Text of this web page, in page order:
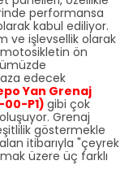
performansa
kabul ediliyor.
ve işlevsellik olarak
ön
edecek
Yan Grenaj
00-P1) gibi çok
Grenaj
göstermekle
itibarıyla "çeyrek
üzere üç farklı